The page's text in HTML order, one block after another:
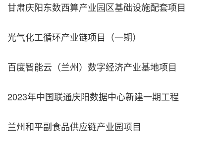
甘肃庆阳东数西算产业园区基础设施配套项目
光气化工循环产业链项目（一期）
百度智能云（兰州）数字经济产业基地项目
2023年中国联通庆阳数据中心新建一期工程
兰州和平副食品供应链产业园项目